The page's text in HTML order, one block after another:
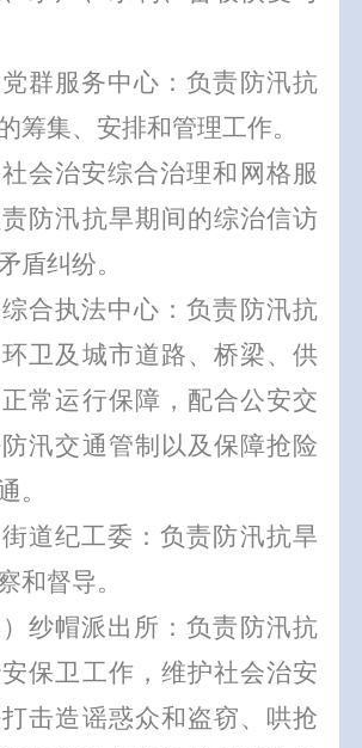
党群服务中心：负责防汛抗
筹集、安排和管理工作。
社会治安综合治理和网格服
防汛抗旱期间的综治信访
盾纠纷。
综合执法中心：负责防汛抗
卫及城市道路、桥梁、供
常运行保障，配合公安交
汛交通管制以及保障抢险
。
街道纪工委：负责防汛抗旱
和督导。
）纱帽派出所：负责防汛抗
保卫工作，维护社会治安
击造谣惑众和盗窃、哄抢